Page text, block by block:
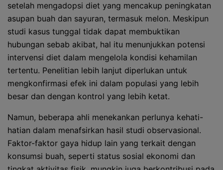
setelah mengadopsi diet yang mencakup peningkatan
asupan buah dan sayuran, termasuk melon. Meskipun
studi kasus tunggal tidak dapat membuktikan
hubungan sebab akibat, hal itu menunjukkan potensi
intervensi diet dalam mengelola kondisi kehamilan
tertentu. Penelitian lebih lanjut diperlukan untuk
mengkonfirmasi efek ini dalam populasi yang lebih
besar dan dengan kontrol yang lebih ketat.
Namun, beberapa ahli menekankan perlunya kehati-
hatian dalam menafsirkan hasil studi observasional.
Faktor-faktor gaya hidup lain yang terkait dengan
konsumsi buah, seperti status sosial ekonomi dan